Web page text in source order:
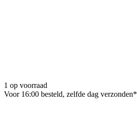
1 op voorraad
Voor 16:00 besteld, zelfde dag verzonden*